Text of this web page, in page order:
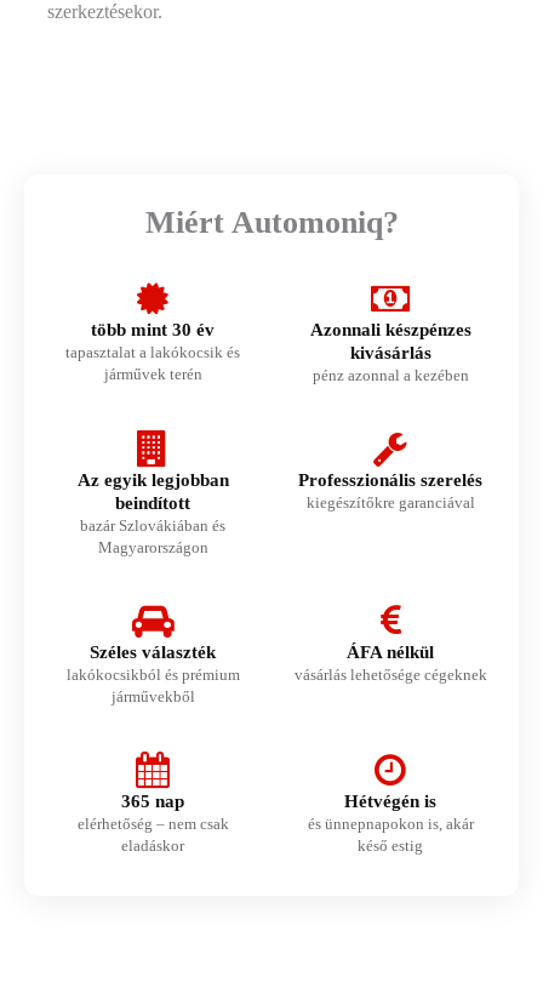
szerkeztésekor.
Miért Automoniq?
több mint 30 év
tapasztalat a lakókocsik és
járművek terén
Azonnali készpénzes
kivásárlás
pénz azonnal a kezében
Az egyik legjobban
beindított
bazár Szlovákiában és
Magyarországon
Professzionális szerelés
kiegészítőkre garanciával
Széles választék
lakókocsikból és prémium
járművekből
ÁFA nélkül
vásárlás lehetősége cégeknek
365 nap
elérhetőség – nem csak
eladáskor
Hétvégén is
és ünnepnapokon is, akár
késő estig